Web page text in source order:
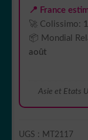
📍 France
🚀 Colissimo:
📦 Mondial
août
Asie et Etats
UGS :
MT2117